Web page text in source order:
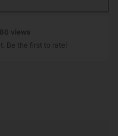
views
Be the first to rate!